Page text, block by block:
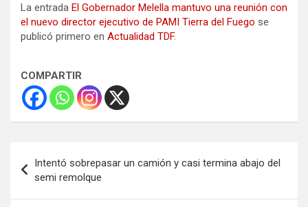
La entrada El Gobernador Melella mantuvo una reunión con
el nuevo director ejecutivo de PAMI Tierra del Fuego se
publicó primero en Actualidad TDF.
COMPARTIR
de
entradas
Intentó sobrepasar un camión y casi termina abajo del
semi remolque